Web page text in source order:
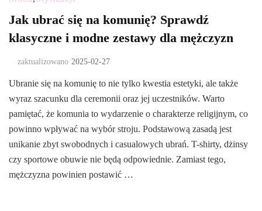
Jak ubrać się na komunię? Sprawdź
klasyczne i modne zestawy dla mężczyzn
zaktualizowano 2025-02-27
Ubranie się na komunię to nie tylko kwestia estetyki, ale także
wyraz szacunku dla ceremonii oraz jej uczestników. Warto
pamiętać, że komunia to wydarzenie o charakterze religijnym, co
powinno wpływać na wybór stroju. Podstawową zasadą jest
unikanie zbyt swobodnych i casualowych ubrań. T-shirty, dżinsy
czy sportowe obuwie nie będą odpowiednie. Zamiast tego,
mężczyzna powinien postawić …